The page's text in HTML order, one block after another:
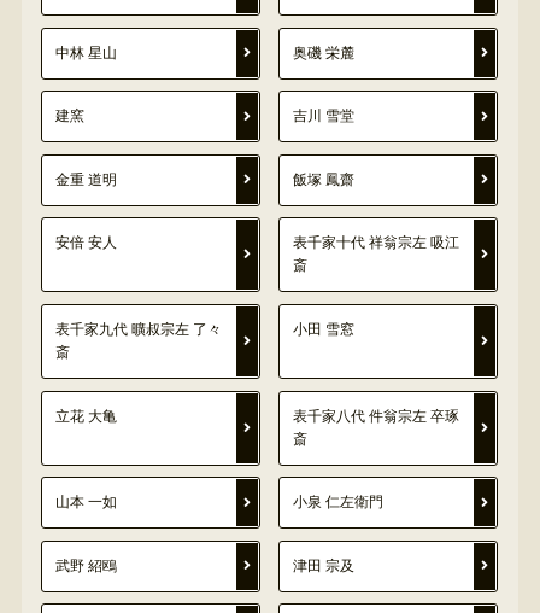
中林 星山 奥磯 栄麓
建窯 吉川 雪堂
金重 道明 飯塚 鳳齋
安倍 安人
表千家十代 祥翁宗左 吸江
斎
表千家九代 曠叔宗左 了々
斎
小田 雪窓
立花 大亀
表千家八代 件翁宗左 卒琢
斎
山本 一如 小泉 仁左衛門
武野 紹鴎 津田 宗及